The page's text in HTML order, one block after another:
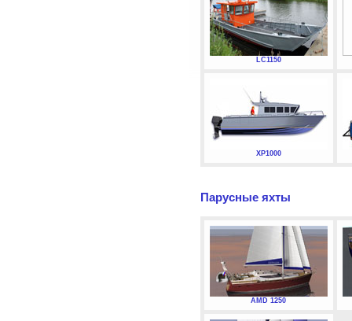
LC1150
XP1000
Парусные яхты
AMD 1250